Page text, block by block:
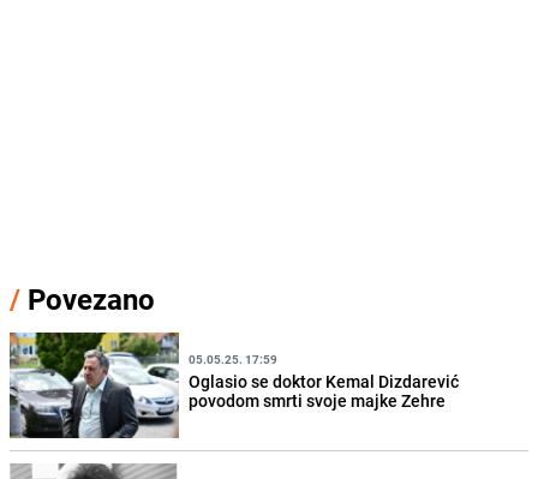
/ Povezano
05.05.25. 17:59
Oglasio se doktor Kemal Dizdarević
povodom smrti svoje majke Zehre